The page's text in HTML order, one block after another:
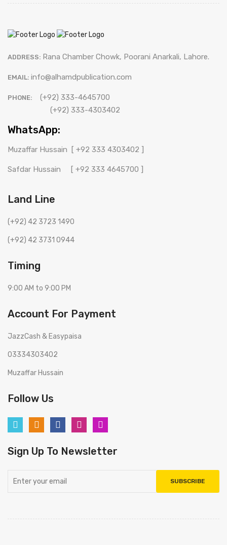
ADDRESS: Rana Chamber Chowk, Poorani Anarkali, Lahore.
EMAIL: info@alhamdpublication.com
PHONE:
(+92) 333-4645700
(+92) 333-4303402
WhatsApp:
Muzaffar Hussain [ +92 333 4303402 ]
Safdar Hussain [ +92 333 4645700 ]
Land Line
(+92) 42 3723 1490
(+92) 42 3731 0944
Timing
9:00 AM to 9:00 PM
Account For Payment
JazzCash & Easypaisa
03334303402
Muzaffar Hussain
Follow Us
Sign Up To Newsletter
SUBSCRIBE